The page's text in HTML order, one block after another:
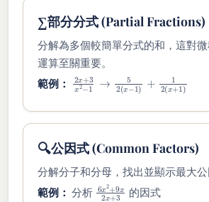
∑部分分式 (Partial Fractions)
分解為多個較簡單分式的和，這對
運算至關重要。
範例：
2x +3 5 12
🔍公因式 (Common Factors)
分解分子和分母，找出並顯示最大公
範例： 分析
6x2+9x 2x +3
的因式